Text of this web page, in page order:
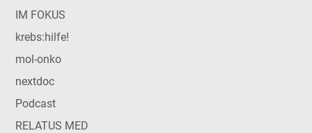
IM FOKUS
krebs:hilfe!
mol-onko
nextdoc
Podcast
RELATUS MED